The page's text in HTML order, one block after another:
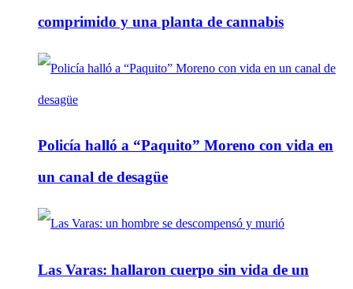
comprimido y una planta de cannabis
Policía halló a “Paquito” Moreno con vida en
un canal de desagüe
Las Varas: hallaron cuerpo sin vida de un